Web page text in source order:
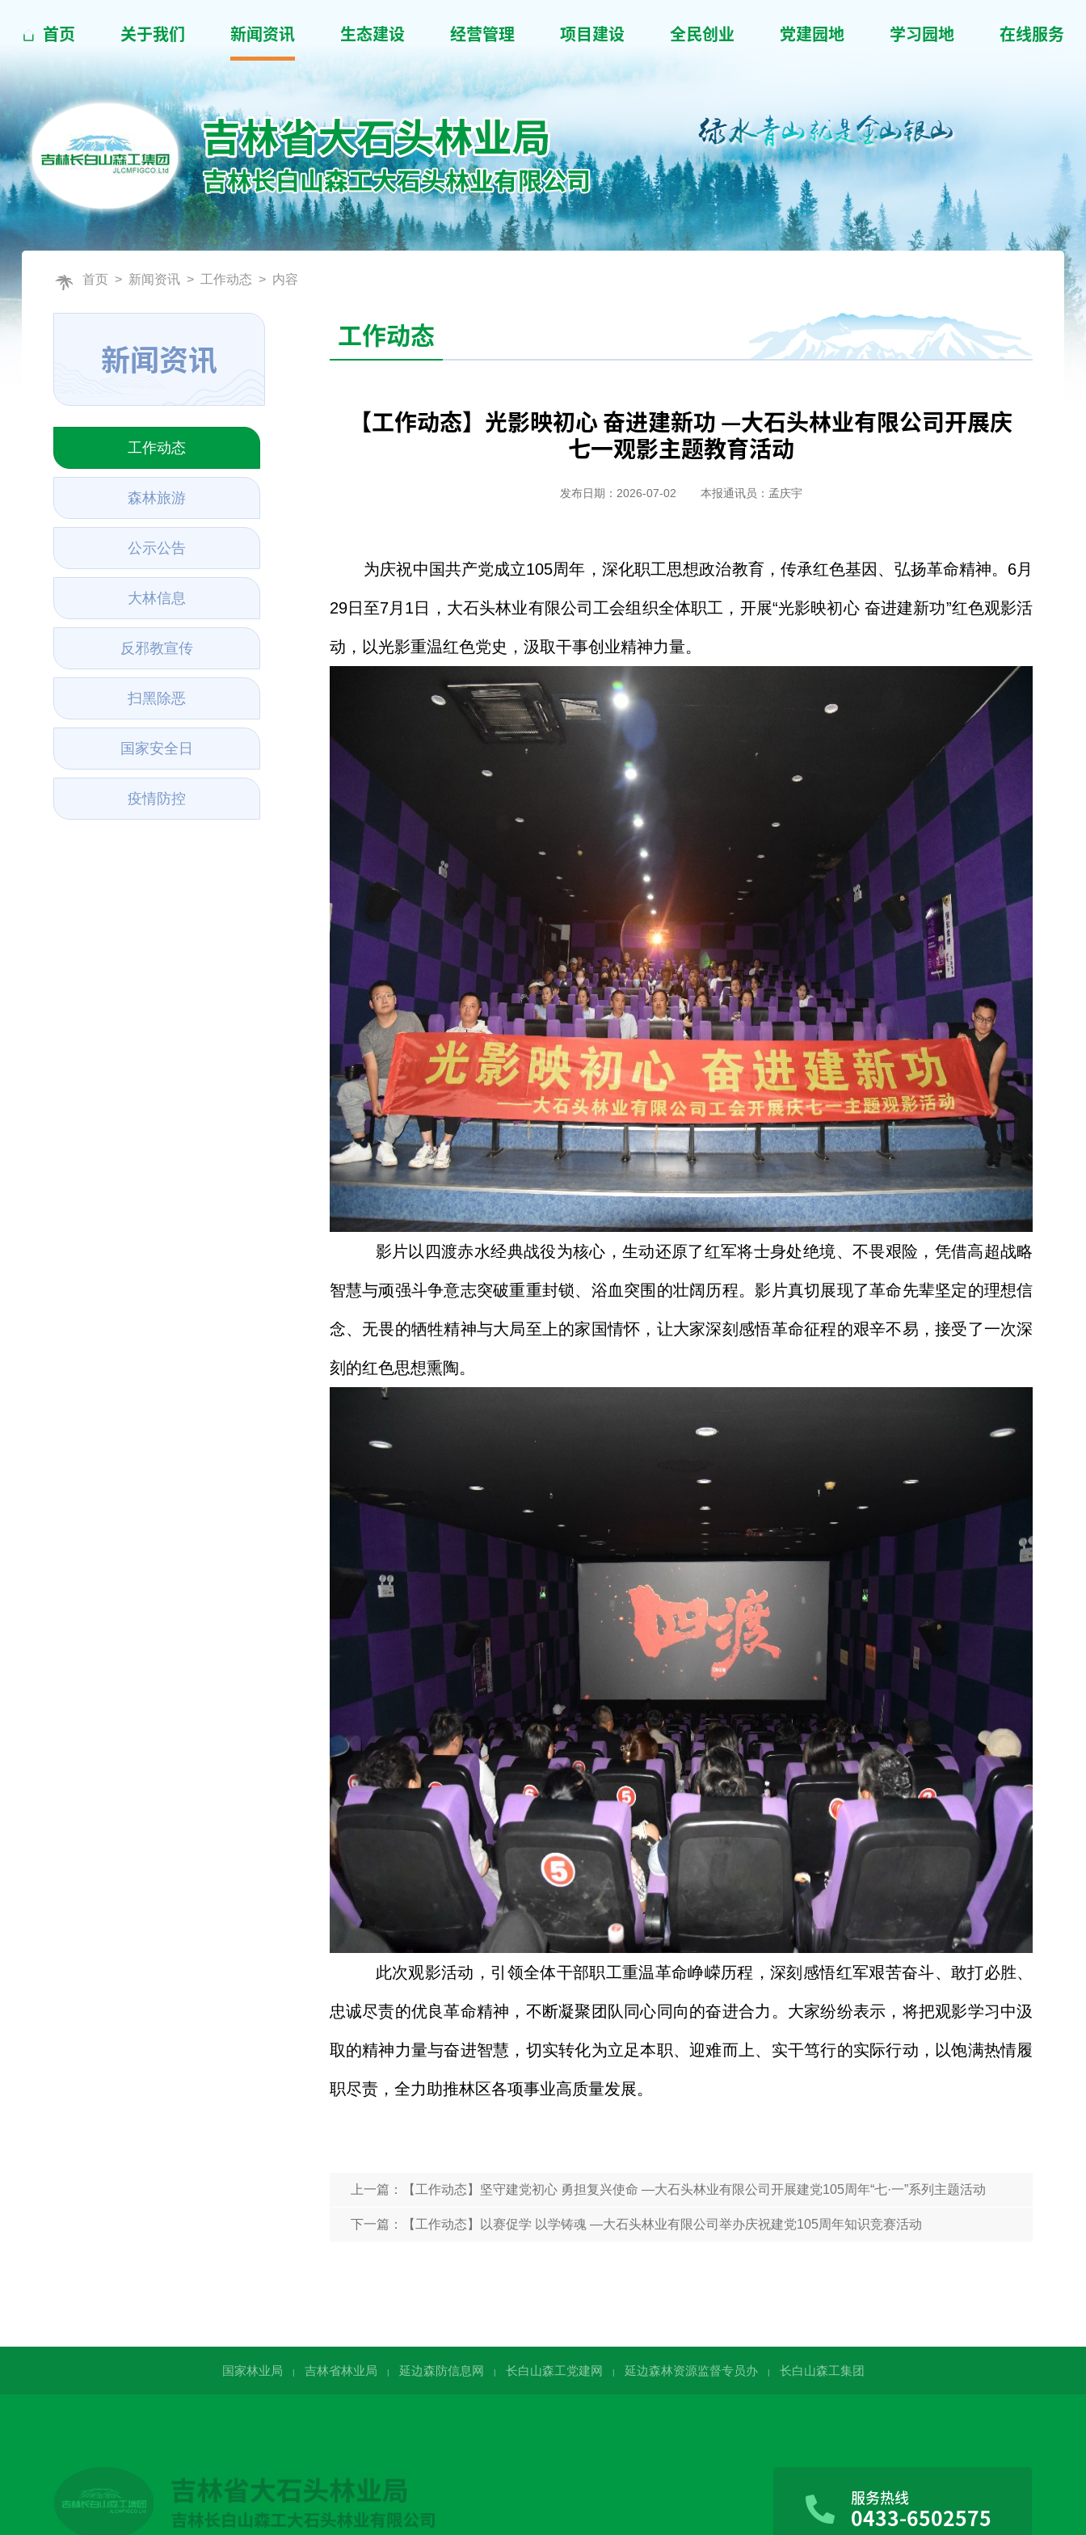
首页 关于我们 新闻资讯 生态建设 经营管理 项目建设 全民创业 党建园地 学习园地 在线服务
首页> 新闻资讯> 工作动态 > 内容
新闻资讯
工作动态
森林旅游
公示公告
大林信息
反邪教宣传
扫黑除恶
国家安全日
疫情防控
工作动态
【工作动态】光影映初心 奋进建新功 —大石头林业有限公司开展庆
七一观影主题教育活动
发布日期：2026-07-02 本报通讯员：孟庆宇
为庆祝中国共产党成立105周年，深化职工思想政治教育，传承红色基因、弘扬革命精神。6月
29日至7月1日，大石头林业有限公司工会组织全体职工，开展“光影映初心 奋进建新功”红色观影活
动，以光影重温红色党史，汲取干事创业精神力量。
影片以四渡赤水经典战役为核心，生动还原了红军将士身处绝境、不畏艰险，凭借高超战略
智慧与顽强斗争意志突破重重封锁、浴血突围的壮阔历程。影片真切展现了革命先辈坚定的理想信
念、无畏的牺牲精神与大局至上的家国情怀，让大家深刻感悟革命征程的艰辛不易，接受了一次深
刻的红色思想熏陶。
此次观影活动，引领全体干部职工重温革命峥嵘历程，深刻感悟红军艰苦奋斗、敢打必胜、
忠诚尽责的优良革命精神，不断凝聚团队同心同向的奋进合力。大家纷纷表示，将把观影学习中汲
取的精神力量与奋进智慧，切实转化为立足本职、迎难而上、实干笃行的实际行动，以饱满热情履
职尽责，全力助推林区各项事业高质量发展。
上一篇： 【工作动态】坚守建党初心 勇担复兴使命 —大石头林业有限公司开展建党105周年“七·一”系列主题活动
下一篇： 【工作动态】以赛促学 以学铸魂 —大石头林业有限公司举办庆祝建党105周年知识竞赛活动
国家林业局 | 吉林省林业局 | 延边森防信息网 | 长白山森工党建网 | 延边森林资源监督专员办| 长白山森工集团
服务热线
0433-6502575